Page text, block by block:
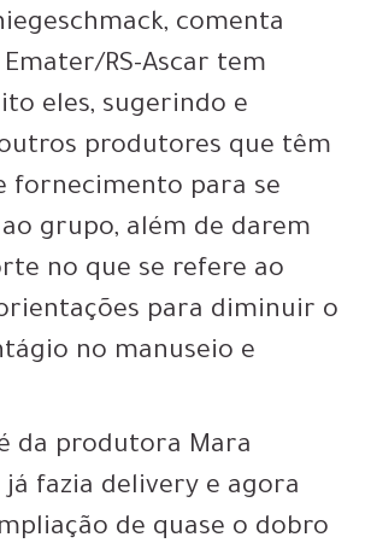
comenta
RS-Ascar tem
eles, sugerindo e
produtores que têm
fornecimento para se
grupo, além de darem
no que se refere ao
para diminuir o
no manuseio e
da produtora Mara
já fazia delivery e agora
de quase o dobro